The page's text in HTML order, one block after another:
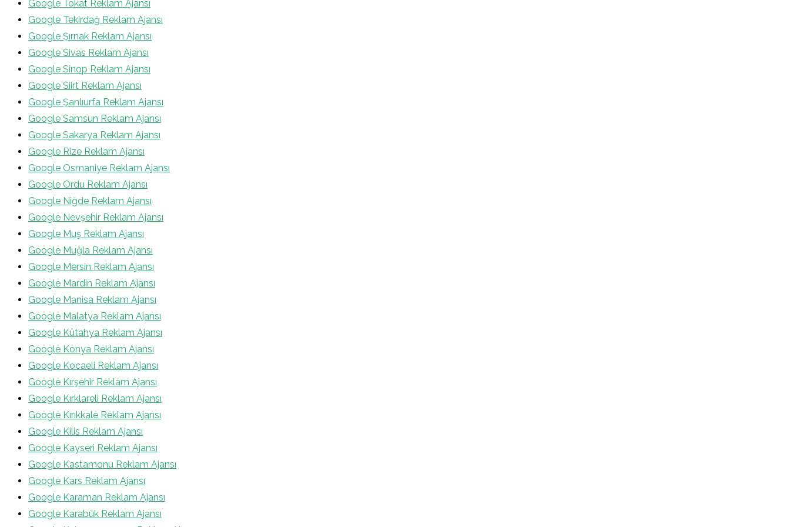
Google Tokat Reklam Ajansı
Google Tekirdağ Reklam Ajansı
Google Şırnak Reklam Ajansı
Google Sivas Reklam Ajansı
Google Sinop Reklam Ajansı
Google Siirt Reklam Ajansı
Google Şanlıurfa Reklam Ajansı
Google Samsun Reklam Ajansı
Google Sakarya Reklam Ajansı
Google Rize Reklam Ajansı
Google Osmaniye Reklam Ajansı
Google Ordu Reklam Ajansı
Google Niğde Reklam Ajansı
Google Nevşehir Reklam Ajansı
Google Muş Reklam Ajansı
Google Muğla Reklam Ajansı
Google Mersin Reklam Ajansı
Google Mardin Reklam Ajansı
Google Manisa Reklam Ajansı
Google Malatya Reklam Ajansı
Google Kütahya Reklam Ajansı
Google Konya Reklam Ajansı
Google Kocaeli Reklam Ajansı
Google Kırşehir Reklam Ajansı
Google Kırklareli Reklam Ajansı
Google Kırıkkale Reklam Ajansı
Google Kilis Reklam Ajansı
Google Kayseri Reklam Ajansı
Google Kastamonu Reklam Ajansı
Google Kars Reklam Ajansı
Google Karaman Reklam Ajansı
Google Karabük Reklam Ajansı